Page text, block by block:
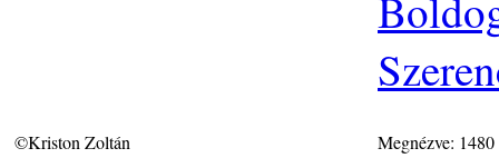
©Kriston Zoltán Megnézve: